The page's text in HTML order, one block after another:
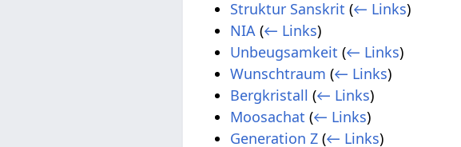
Struktur Sanskrit (← Links)
NIA (← Links)
Unbeugsamkeit (← Links)
Wunschtraum (← Links)
Bergkristall (← Links)
Moosachat (← Links)
Generation Z (← Links)